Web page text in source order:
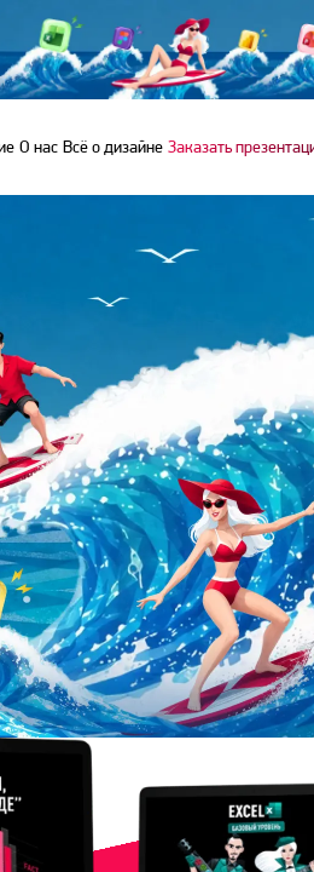
О нас Всё о дизайне Заказать
убойные, стильные и
данных, работать с шаблонами
по карьерной
НАЧАТЬ